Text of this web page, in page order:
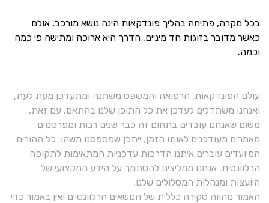
בכל מקרה, פתיחה בהליך פונדקאות הינה נושא מורכב, אולם
כאשר מדובר בזוגות חד מיניים, הדרך היא ארוכה ומתישה פי כמה
וכמה.
עולם הפונדקאות, הרפואה והמשפט משתנה ומתעדכן מעת לעת,
ואנחנו משתדלים לעדכן את כל התוכן שלנו בהתאם. עם זאת,
משום שאנחנו עובדים בתחום זה כבר שנים רבות ומפרסמים
מאמרים מעודכנים לאותו הזמן, ייתכן שפספסנו משהו. כל ההורים
המיועדים עוברים איתנו הדרכות עדכניות המתאימות לתקופה
הרלוונטית. אנחנו ממליצים להסתמך על הידע המקצועי של
היועצות ומנהלות המסלולים שלנו.
האמור מהווה סקירה כללית של הנושאים הרלוונטיים ואין באמור כדי